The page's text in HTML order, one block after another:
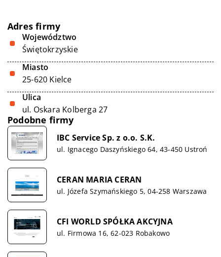
Adres firmy
Województwo
Świętokrzyskie
Miasto
25-620 Kielce
Ulica
ul. Oskara Kolberga 27
Podobne firmy
IBC Service Sp. z o.o. S.K.
ul. Ignacego Daszyńskiego 64, 43-450 Ustroń
CERAN MARIA CERAN
ul. Józefa Szymańskiego 5, 04-258 Warszawa
CFI WORLD SPÓŁKA AKCYJNA
ul. Firmowa 16, 62-023 Robakowo